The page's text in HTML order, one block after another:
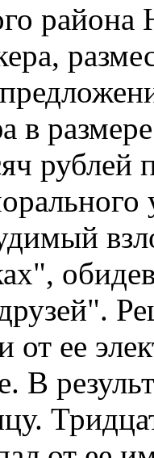
района
в
рублей
от ее
В